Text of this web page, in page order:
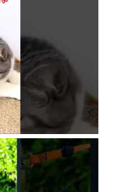
#猫のいる暮
こ #笑ったら負け